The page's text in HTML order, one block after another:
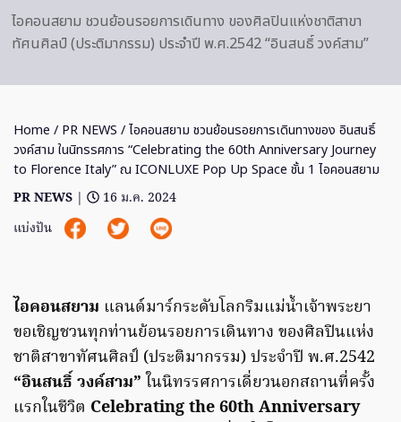
ไอคอนสยาม ชวนย้อนรอยการเดินทาง ของศิลปินแห่งชาติสาขา
ทัศนศิลป์ (ประติมากรรม) ประจำปี พ.ศ.2542 “อินสนธิ์ วงค์สาม”
Home / PR NEWS / ไอคอนสยาม ชวนย้อนรอยการเดินทางของ อินสนธิ์
วงค์สาม ในนิทรรศการ “Celebrating the 60th Anniversary Journey
to Florence Italy” ณ ICONLUXE Pop Up Space ชั้น 1 ไอคอนสยาม
PR NEWS |
16 ม.ค. 2024
แบ่งปัน
ไอคอนสยาม แลนด์มาร์กระดับโลกริมแม่น้ำเจ้าพระยา
ขอเชิญชวนทุกท่านย้อนรอยการเดินทาง ของศิลปินแห่ง
ชาติสาขาทัศนศิลป์ (ประติมากรรม) ประจำปี พ.ศ.2542
“อินสนธิ์ วงค์สาม” ในนิทรรศการเดี่ยวนอกสถานที่ครั้ง
แรกในชีวิต Celebrating the 60th Anniversary